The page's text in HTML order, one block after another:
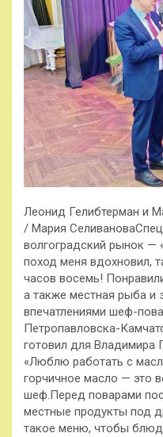
Леонид Гелибтерман и
/ Мария
волгоградский рынок —
поход меня вдохновил,
часов восемь!
а также местная рыба и
впечатлениями шеф-
Петропавловска-
готовил для Владимира
«Люблю работать с
горчичное масло — это
шеф.Перед поварами
местные продукты под
такое меню, чтобы